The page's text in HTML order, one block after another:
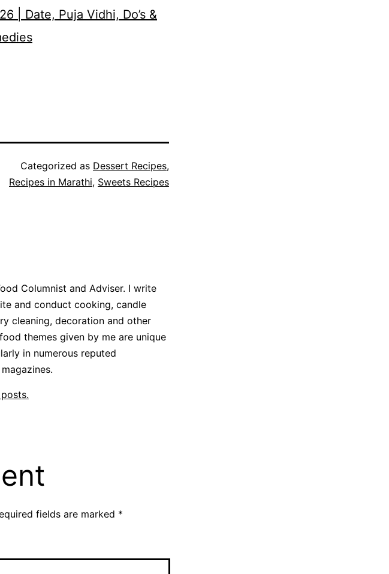
| Date, Puja Vidhi, Do’s &
Categorized as Dessert Recipes,
Recipes in Marathi, Sweets Recipes
Columnist and Adviser. I write
and conduct cooking, candle
cleaning, decoration and other
themes given by me are unique
in numerous reputed
fields are marked *